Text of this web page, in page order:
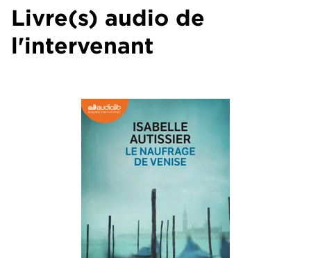
Livre(s) audio de
l'intervenant